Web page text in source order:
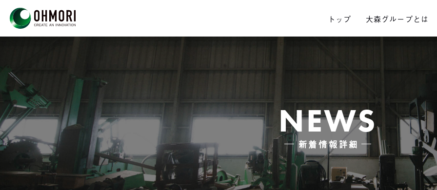
トップ 大森グループとは
NEWS
新着情報詳細